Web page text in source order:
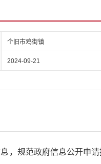
个旧市鸡街镇
2024-09-21
，规范政府信息公开申